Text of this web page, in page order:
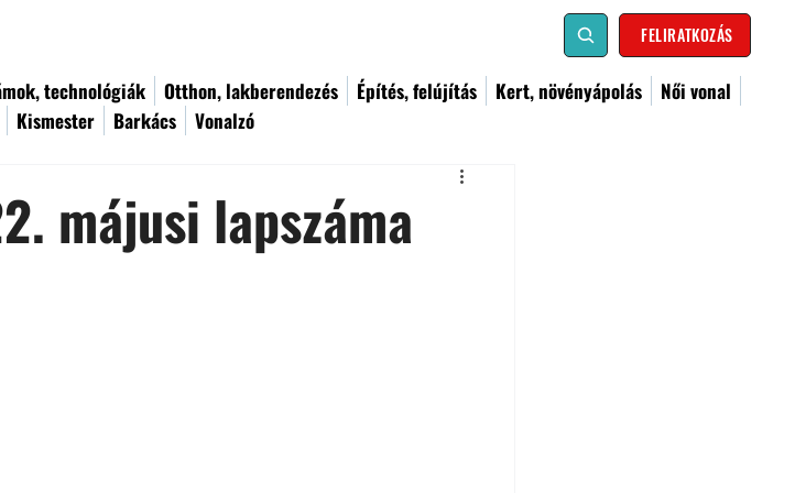
FELIRATKOZÁS
technológiák Otthon, lakberendezés Építés, felújítás Kert, növényápolás
Női vonal
Kismester Barkács Vonalzó
májusi lapszáma